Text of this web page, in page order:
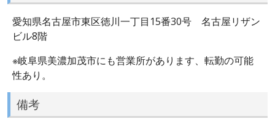
愛知県名古屋市東区徳川一丁目15番30号 名古屋リザン
ビル8階
※岐阜県美濃加茂市にも営業所があります、転勤の可能
性あり。
備考